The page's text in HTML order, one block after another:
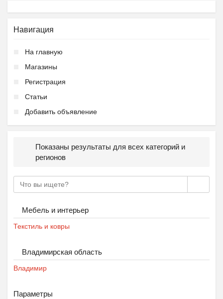
Навигация
На главную
Магазины
Регистрация
Статьи
Добавить объявление
Показаны результаты для всех категорий и
регионов
Мебель и интерьер
Текстиль и ковры
Владимирская область
Владимир
Параметры